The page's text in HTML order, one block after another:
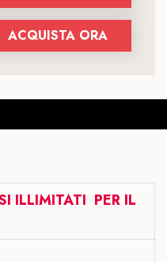
ACQUISTA ORA
ILLIMITATI PER IL